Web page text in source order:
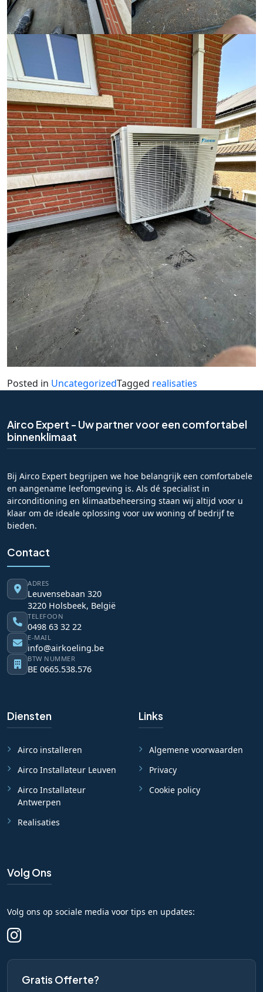
Posted in UncategorizedTagged realisaties
Airco Expert - Uw partner voor een comfortabel
binnenklimaat
Bij Airco Expert begrijpen we hoe belangrijk een comfortabele
en aangename leefomgeving is. Als dé specialist in
airconditioning en klimaatbeheersing staan wij altijd voor u
klaar om de ideale oplossing voor uw woning of bedrijf te
bieden.
Contact
ADRES
Leuvensebaan 320
3220 Holsbeek, België
TELEFOON
0498 63 32 22
E-MAIL
info@airkoeling.be
BTW NUMMER
BE 0665.538.576
Diensten
Airco installeren
Airco Installateur Leuven
Airco Installateur
Antwerpen
Realisaties
Links
Algemene voorwaarden
Privacy
Cookie policy
Volg Ons
Volg ons op sociale media voor tips en updates:
Gratis Offerte?